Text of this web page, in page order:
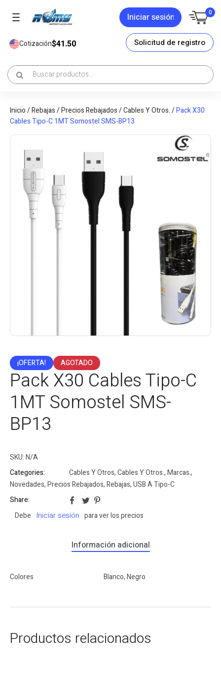
Iniciar sesión 0
Cotización$41.50 Solicitud de registro
Inicio/Rebajas/Precios Rebajados/Cables Y Otros./Pack X30
Cables Tipo-C 1MT Somostel SMS-BP13
¡OFERTA! AGOTADO
Pack X30 Cables Tipo-C
1MT Somostel SMS-
BP13
SKU:N/A
Categories:
Cables Y Otros,Cables Y Otros.,Marcas.,
Novedades,Precios Rebajados,Rebajas,USB A Tipo-C
Share:
Debe
Iniciar sesión para ver los precios
Información adicional
Colores Blanco, Negro
Productos relacionados